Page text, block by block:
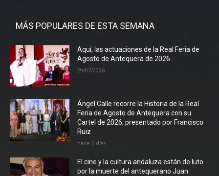
MÁS POPULARES DE ESTA SEMANA
Aquí, las actuaciones de la Real Feria de
Agosto de Antequera de 2026
29/07/2026
Ángel Calle recorre la Historia de la Real
Feria de Agosto de Antequera con su
Cartel de 2026, presentado por Francisco
Ruiz
hace 6 días
El cine y la cultura andaluza están de luto
por la muerte del antequerano Juan